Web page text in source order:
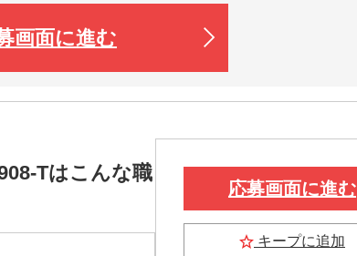
画面に進む
Tはこんな職
応募画面に進む
キープに追加